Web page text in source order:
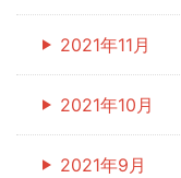
2021年11月
2021年10月
2021年9月